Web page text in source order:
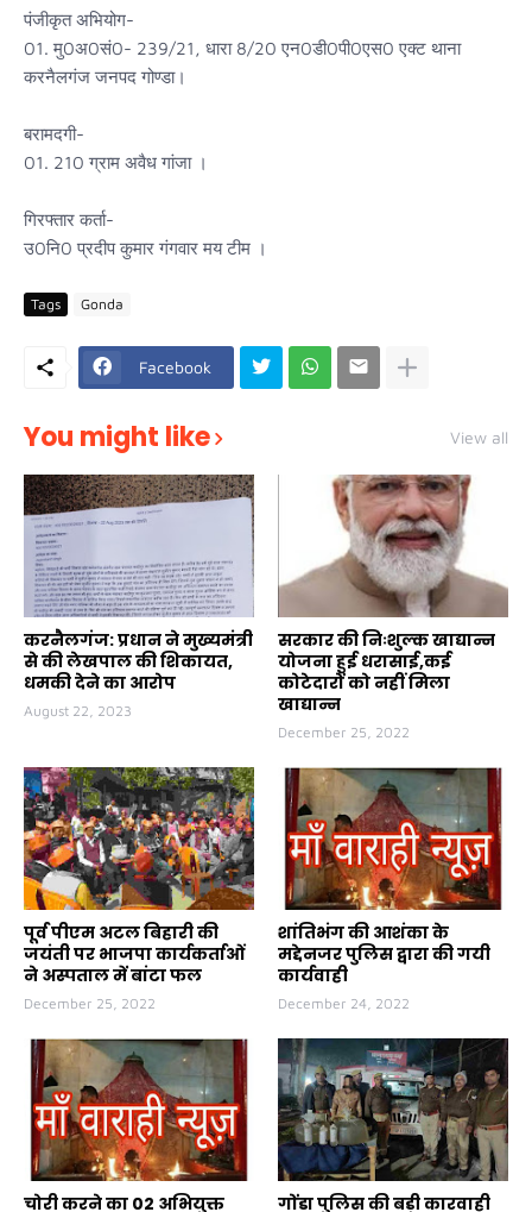
पंजीकृत अभियोग-
01. मु0अ0सं0- 239/21, धारा 8/20 एन0डी0पी0एस0 एक्ट थाना
करनैलगंज जनपद गोण्डा।
बरामदगी-
01. 210 ग्राम अवैध गांजा ।
गिरफ्तार कर्ता-
उ0नि0 प्रदीप कुमार गंगवार मय टीम ।
Tags Gonda
Facebook
You might like View all
करनैलगंज: प्रधान ने मुख्यमंत्री
से की लेखपाल की शिकायत,
धमकी देने का आरोप
August 22, 2023
सरकार की निःशुल्क खाद्यान्न
योजना हुई धरासाई,कई
कोटेदारों को नहीं मिला
खाद्यान्न
December 25, 2022
पूर्व पीएम अटल बिहारी की
जयंती पर भाजपा कार्यकर्ताओं
ने अस्पताल में बांटा फल
December 25, 2022
शांतिभंग की आशंका के
मद्देनजर पुलिस द्वारा की गयी
कार्यवाही
December 24, 2022
चोरी करने का 02 अभियुक्त गोंडा पुलिस की बड़ी कारवाही